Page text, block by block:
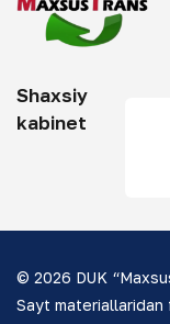
Shaxsiy
kabinet
© 2026 DUK
Sayt materiallaridan